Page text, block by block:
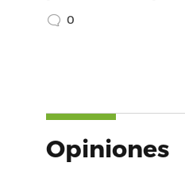
0
Opiniones